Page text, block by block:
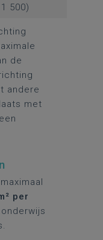
500)
de
andere
met
per